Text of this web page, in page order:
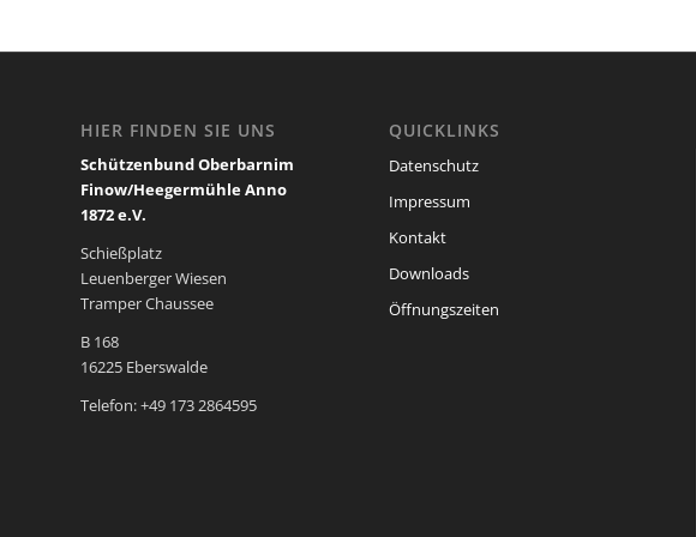
HIER FINDEN SIE UNS
Schützenbund Oberbarnim
Finow/Heegermühle Anno
1872 e.V.
Schießplatz
Leuenberger Wiesen
Tramper Chaussee
B 168
16225 Eberswalde
Telefon: +49 173 2864595
QUICKLINKS
Datenschutz
Impressum
Kontakt
Downloads
Öffnungszeiten